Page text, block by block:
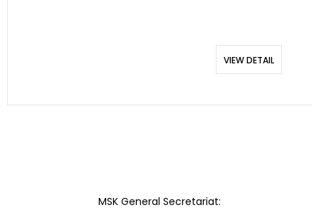
VIEW DETAIL
MSK General Secretariat: